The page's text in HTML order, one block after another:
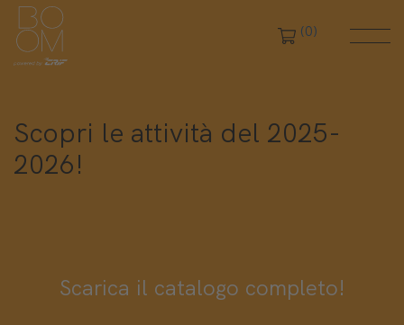
(0)
Scopri le attività del 2025-
2026!
Scarica il catalogo completo!